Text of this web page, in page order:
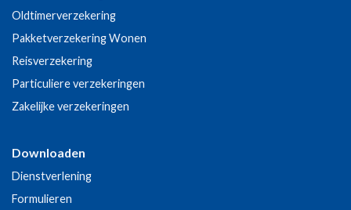
Oldtimerverzekering
Pakketverzekering Wonen
Reisverzekering
Particuliere verzekeringen
Zakelijke verzekeringen
Downloaden
Dienstverlening
Formulieren